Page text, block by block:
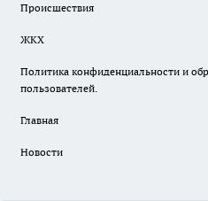
Происшествия
ЖКХ
Политика конфиденциальности и
пользователей.
Главная
Новости